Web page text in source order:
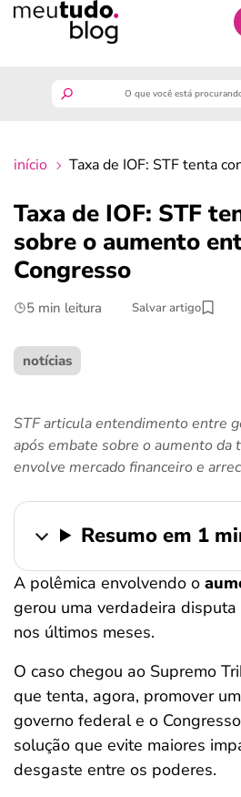
finanças
benefícios
últimas notícias
ferramentas
início Taxa de IOF: STF tenta
Taxa de IOF: STF
sobre o aumento
Congresso
5 min leitura Salvar artigo
notícias
STF articula entendimento entre
após embate sobre o aumento da
envolve mercado financeiro e
Resumo em 1
A polêmica envolvendo o
gerou uma verdadeira disputa
nos últimos meses.
O caso chegou ao Supremo
que tenta, agora, promover
governo federal e o
solução que evite maiores
desgaste entre os poderes.